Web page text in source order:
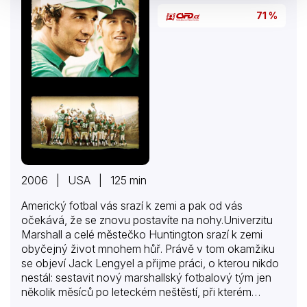
71 %
2006 | USA | 125 min
Americký fotbal vás srazí k zemi a pak od vás
očekává, že se znovu postavíte na nohy.Univerzitu
Marshall a celé městečko Huntington srazí k zemi
obyčejný život mnohem hůř. Právě v tom okamžiku
se objeví Jack Lengyel a přijme práci, o kterou nikdo
nestál: sestavit nový marshallský fotbalový tým jen
několik měsíců po leteckém neštěstí, při kterém